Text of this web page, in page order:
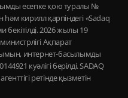
есепке қою туралы №
һәм кирилл қарпіндегі «Sadaq
бекітілді. 2026 жылы 19
Ақпарат
интернет-басылымды
куәлігі берілді. SADAQ
ретінде қызметін